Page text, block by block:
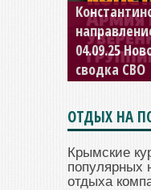
04.09.25
сводка СВО
ОТДЫХ НА
Крымские
популярных
отдыха